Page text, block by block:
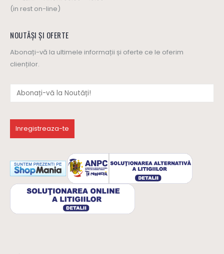
(in rest on-line)
NOUTĂȘI ȘI OFERTE
Abonați-vă la ultimele informații și oferte ce le oferim
clienților.